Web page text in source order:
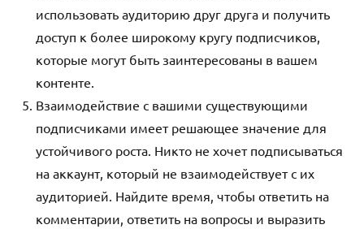
использовать аудиторию друг друга и получить
доступ к более широкому кругу подписчиков,
которые могут быть заинтересованы в вашем
контенте.
Взаимодействие с вашими существующими
подписчиками имеет решающее значение для
устойчивого роста. Никто не хочет подписываться
на аккаунт, который не взаимодействует с их
аудиторией. Найдите время, чтобы ответить на
комментарии, ответить на вопросы и выразить